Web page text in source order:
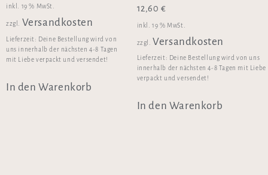
inkl. 19 % MwSt.
zzgl. Versandkosten
Lieferzeit: Deine Bestellung wird von
uns innerhalb der nächsten 4-8 Tagen
mit Liebe verpackt und versendet!
In den Warenkorb
12,60€
inkl. 19 % MwSt.
zzgl. Versandkosten
Lieferzeit: Deine Bestellung wird von uns
innerhalb der nächsten 4-8 Tagen mit Liebe
verpackt und versendet!
In den Warenkorb